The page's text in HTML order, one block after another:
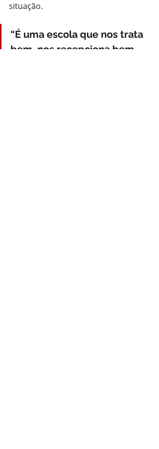
situação.
“É uma escola que nos trata
bem, nos recepciona bem,